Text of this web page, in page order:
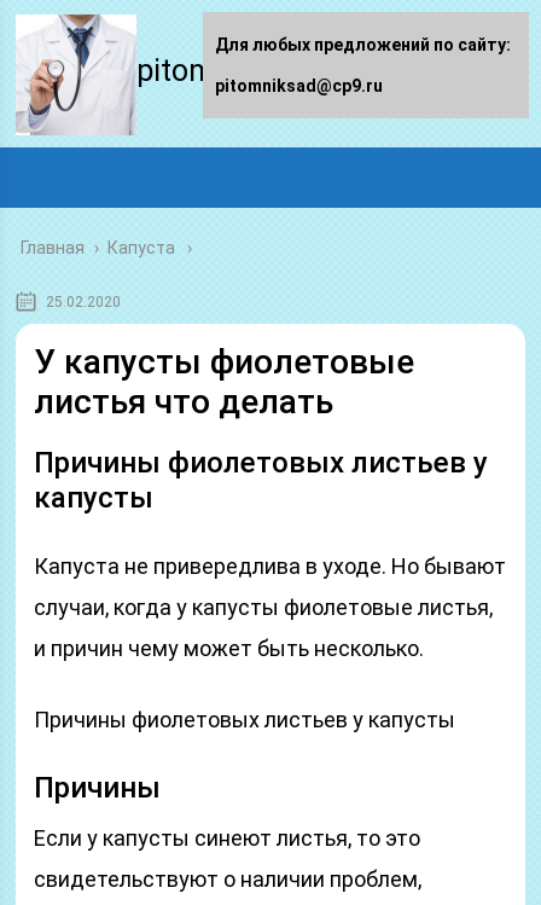
pitomniksad.ru
Главная › Капуста
25.02.2020
У капусты фиолетовые
листья что делать
Причины фиолетовых листьев у
капусты
Капуста не привередлива в уходе. Но бывают
случаи, когда у капусты фиолетовые листья,
и причин чему может быть несколько.
Причины фиолетовых листьев у капусты
Причины
Если у капусты синеют листья, то это
свидетельствуют о наличии проблем,
Для любых предложений по сайту:
pitomniksad@cp9.ru